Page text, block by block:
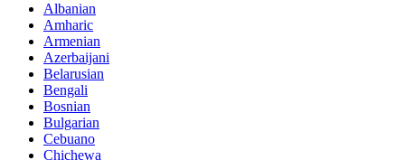
Albanian
Amharic
Armenian
Azerbaijani
Belarusian
Bengali
Bosnian
Bulgarian
Cebuano
Chichewa